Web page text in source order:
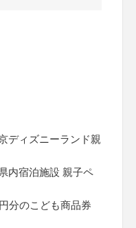
ディズニーランド親
内宿泊施設 親子ペ
分のこども商品券